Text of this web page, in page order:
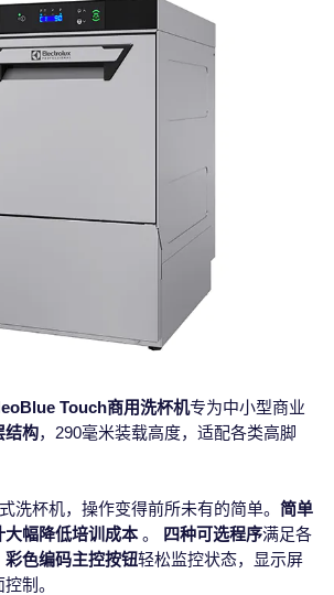
Touch商用洗杯机专为中小型商业
结构，290毫米装载高度，适配各类高脚
洗杯机，操作变得前所未有的简单。 简单
大幅降低培训成本 。 四种可选程序满足各
彩色编码主控按钮轻松监控状态，显示屏
制。